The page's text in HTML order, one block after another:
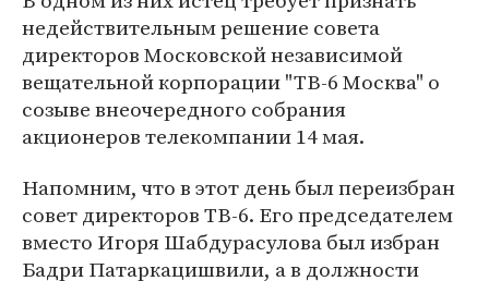
недействительным решение совета
директоров Московской независимой
вещательной корпорации "ТВ-6 Москва" о
созыве внеочередного собрания
акционеров телекомпании 14 мая.
Напомним, что в этот день был переизбран
совет директоров ТВ-6. Его председателем
вместо Игоря Шабдурасулова был избран
Бадри Патаркацишвили, а в должности